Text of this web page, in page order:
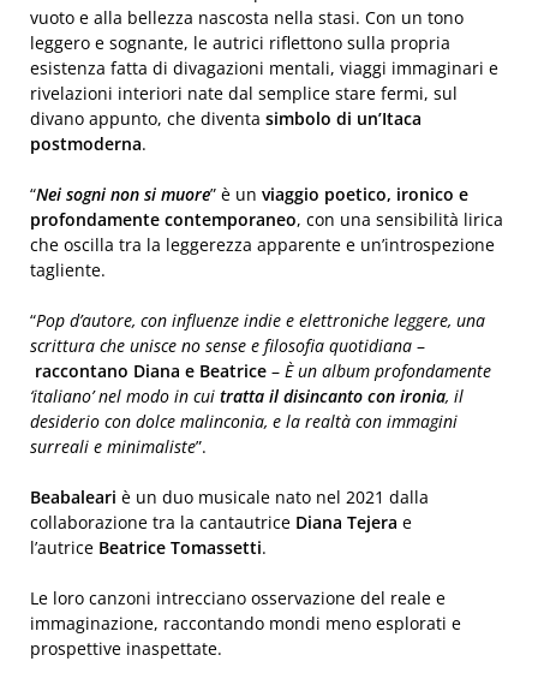
vuoto e alla bellezza nascosta nella stasi. Con un tono
leggero e sognante, le autrici riflettono sulla propria
esistenza fatta di divagazioni mentali, viaggi immaginari e
rivelazioni interiori nate dal semplice stare fermi, sul
divano appunto, che diventa simbolo di un’Itaca
postmoderna.
“Nei sogni non si muore” è un viaggio poetico, ironico e
profondamente contemporaneo, con una sensibilità lirica
che oscilla tra la leggerezza apparente e un’introspezione
tagliente.
“Pop d’autore, con influenze indie e elettroniche leggere, una
scrittura che unisce no sense e filosofia quotidiana –
raccontano Diana e Beatrice – È un album profondamente
‘italiano’ nel modo in cui tratta il disincanto con ironia, il
desiderio con dolce malinconia, e la realtà con immagini
surreali e minimaliste”.
Beabaleari è un duo musicale nato nel 2021 dalla
collaborazione tra la cantautrice Diana Tejera e
l’autrice Beatrice Tomassetti.
Le loro canzoni intrecciano osservazione del reale e
immaginazione, raccontando mondi meno esplorati e
prospettive inaspettate.